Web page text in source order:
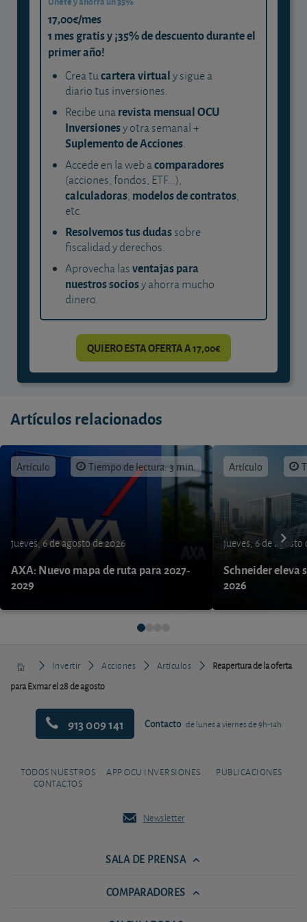
17,00€/mes
1 mes gratis y ¡35% de descuento durante el
primer año!
Crea tucartera virtualy sigue a
diario tus inversiones.
Recibe unarevista mensual OCU
Inversionesy otra semanal +
Suplemento de Acciones.
Accede en la web acomparadores
(acciones, fondos, ETF...),
calculadoras, modelos de contratos,
etc.
Resolvemos tus dudassobre
fiscalidad y derechos.
Aprovecha lasventajas para
nuestros sociosy ahorra mucho
dinero.
QUIERO ESTA OFERTA A 17,00€
Artículos relacionados
Artículo Tiempo de lectura: 3 min.
jueves, 6 de agosto de 2026
AXA: Nuevo mapa de ruta para 2027-
2029
Artículo
jueves, 6 de agosto
Schneider eleva
2026
Invertir Acciones Artículos
Reapertura de la oferta
para Exmar el 28 de agosto
913 009 141 Contacto de lunes a viernes de 9h-14h
TODOS NUESTROS
CONTACTOS
APP OCU INVERSIONES PUBLICACIONES
Newsletter
SALA DE PRENSA
COMPARADORES